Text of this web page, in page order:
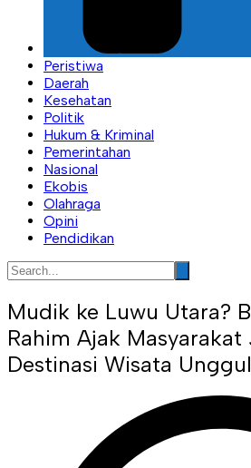
Peristiwa
Daerah
Kesehatan
Politik
Hukum & Kriminal
Pemerintahan
Nasional
Ekobis
Olahraga
Opini
Pendidikan
Mudik ke Luwu Utara?
Rahim Ajak Masyarakat
Destinasi Wisata